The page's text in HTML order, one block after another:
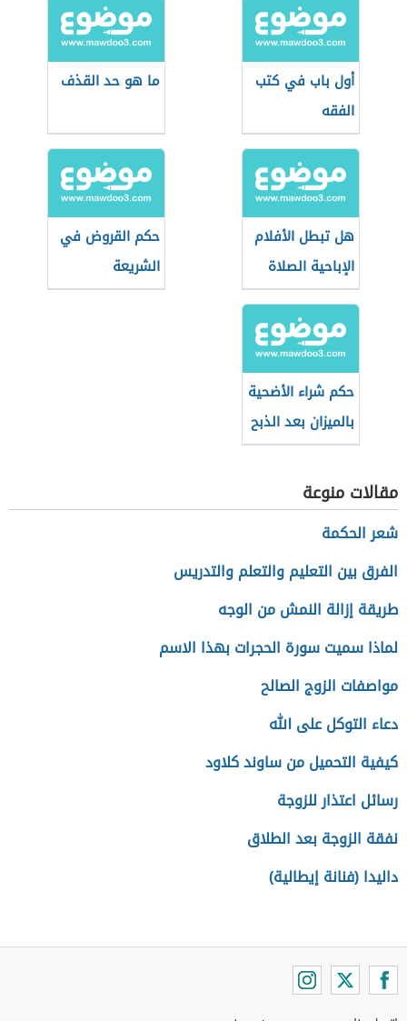
أول باب في كتب
الفقه
ما هو حد القذف
هل تبطل الأفلام
الإباحية الصلاة
والصيام؟
حكم القروض في
الشريعة
الإسلامية
حكم شراء الأضحية
بالميزان بعد الذبح
مقالات منوعة
شعر الحكمة
الفرق بين التعليم والتعلم والتدريس
طريقة إزالة النمش من الوجه
لماذا سميت سورة الحجرات بهذا الاسم
مواصفات الزوج الصالح
دعاء التوكل على الله
كيفية التحميل من ساوند كلاود
رسائل اعتذار للزوجة
نفقة الزوجة بعد الطلاق
داليدا (فنانة إيطالية)